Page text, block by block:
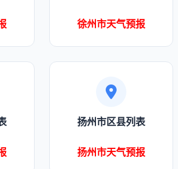
徐州市天气预报
扬州市区县列表
扬州市天气预报